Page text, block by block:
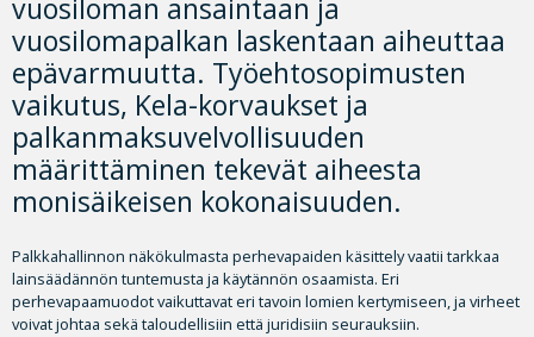
vuosiloman ansaintaan ja
vuosilomapalkan laskentaan aiheuttaa
epävarmuutta. Työehtosopimusten
vaikutus, Kela-korvaukset ja
palkanmaksuvelvollisuuden
määrittäminen tekevät aiheesta
monisäikeisen kokonaisuuden.
Palkkahallinnon näkökulmasta perhevapaiden käsittely vaatii tarkkaa
lainsäädännön tuntemusta ja käytännön osaamista. Eri
perhevapaamuodot vaikuttavat eri tavoin lomien kertymiseen, ja virheet
voivat johtaa sekä taloudellisiin että juridisiin seurauksiin.